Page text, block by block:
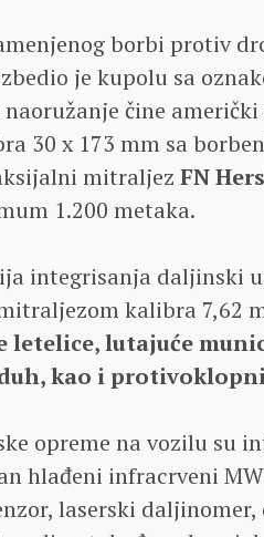
borbi protiv
je kupolu sa
naoružanje čine
30 x 173 mm sa
mitraljez FN
1.200 metaka.
integrisanja daljinski
kalibra 7,62
letelice, lutajuće
kao i
opreme na vozilu su
hlađeni infracrveni
laserski